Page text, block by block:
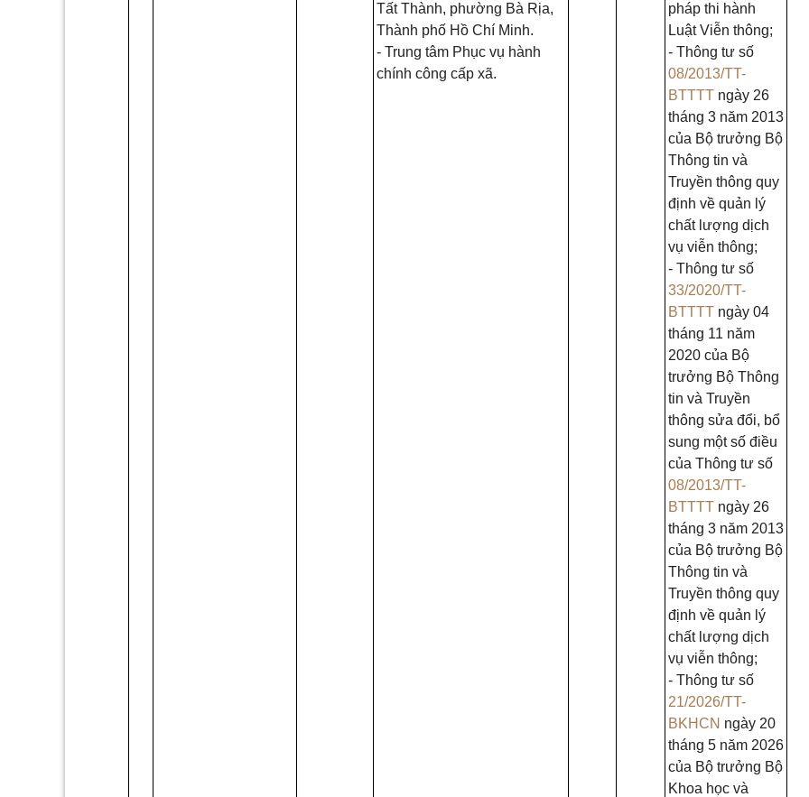
Tất Thành, phường Bà Rịa,
Thành phố Hồ Chí Minh.
- Trung tâm Phục vụ hành
chính công cấp xã.
pháp thi hành
Luật Viễn thông;
- Thông tư số
08/2013/TT-
BTTTT ngày 26
tháng 3 năm 2013
của Bộ trưởng Bộ
Thông tin và
Truyền thông quy
định về quản lý
chất lượng dịch
vụ viễn thông;
- Thông tư số
33/2020/TT-
BTTTT ngày 04
tháng 11 năm
2020 của Bộ
trưởng Bộ Thông
tin và Truyền
thông sửa đổi, bổ
sung một số điều
của Thông tư số
08/2013/TT-
BTTTT ngày 26
tháng 3 năm 2013
của Bộ trưởng Bộ
Thông tin và
Truyền thông quy
định về quản lý
chất lượng dịch
vụ viễn thông;
- Thông tư số
21/2026/TT-
BKHCN ngày 20
tháng 5 năm 2026
của Bộ trưởng Bộ
Khoa học và